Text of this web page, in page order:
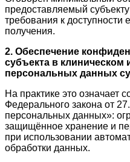
предоставляемый
требования к доступности
получения.
2. Обеспечение
субъекта в
персональных данных
На практике это означает
Федерального закона от
персональных данных»:
защищённое хранение и
при использовании
обработки данных.